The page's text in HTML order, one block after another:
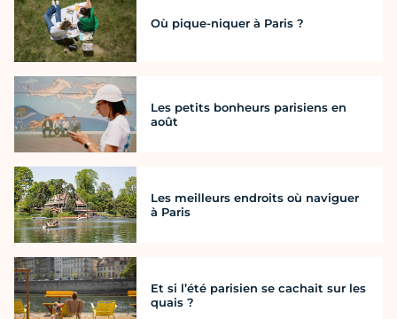
Où pique-niquer à Paris ?
Les petits bonheurs parisiens en
août
Les meilleurs endroits où naviguer
à Paris
Et si l’été parisien se cachait sur les
quais ?